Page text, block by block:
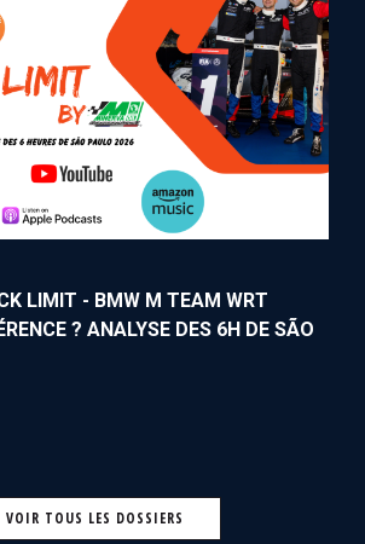
LIMIT - BMW M TEAM WRT
? ANALYSE DES 6H DE SÃO
VOIR TOUS LES DOSSIERS